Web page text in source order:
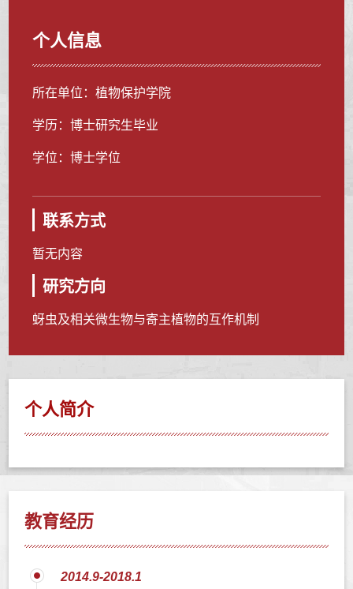
个人信息
所在单位：植物保护学院
学历：博士研究生毕业
学位：博士学位
联系方式
暂无内容
研究方向
蚜虫及相关微生物与寄主植物的互作机制
个人简介
教育经历
2014.9-2018.1